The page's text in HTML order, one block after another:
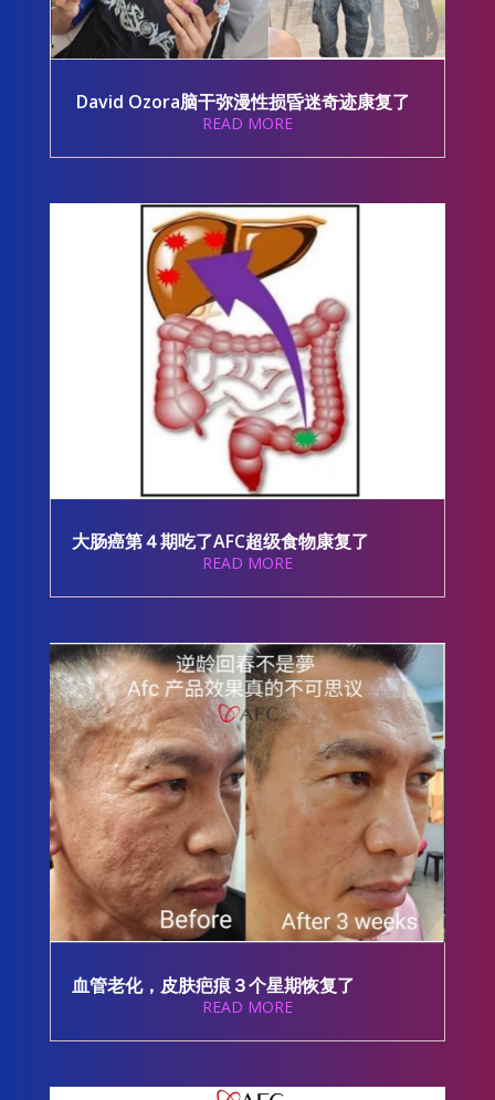
David Ozora脑干弥漫性损昏迷奇迹康复了
READ MORE
大肠癌第４期吃了AFC超级食物康复了
READ MORE
血管老化，皮肤疤痕３个星期恢复了
READ MORE